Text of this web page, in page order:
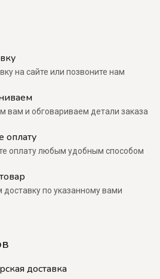
на сайте или позвоните нам
вам и обговариваем детали заказа
оплату
оплату любым удобным способом
по указанному вами
доставка